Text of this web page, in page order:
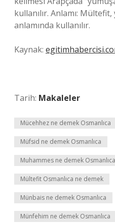
kullanılır. Anlamı:
anlamında kullanılır.
Kaynak:
Tarih: Makaleler
Mücehhez ne demek Osmanlıca
Müfsid ne demek Osmanlıca
Muhammes ne demek Osmanlıca
Mültefit Osmanlıca ne demek
Münbais ne demek Osmanlıca
Münfehim ne demek Osmanlıca